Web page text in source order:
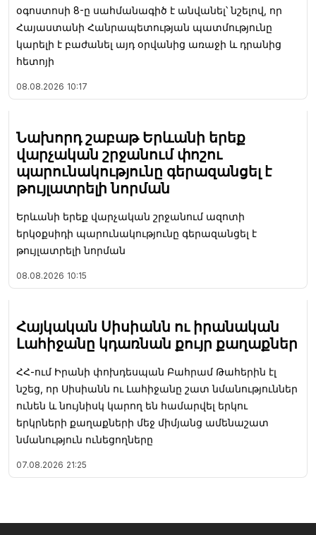
օգոստոսի 8-ը սահմանագիծ է անվանել՝ նշելով, որ
Հայաստանի Հանրապետության պատմությունը
կարելի է բաժանել այդ օրվանից առաջի և դրանից
հետոյի
08.08.2026 10:17
Նախորդ շաբաթ Երևանի երեք
վարչական շրջանում փոշու
պարունակությունը գերազանցել է
թույլատրելի նորման
Երևանի երեք վարչական շրջանում ազոտի
երկօքսիդի պարունակությունը գերազանցել է
թույլատրելի նորման
08.08.2026 10:15
Հայկական Սիսիանն ու իրանական
Լահիջանը կդառնան քույր քաղաքներ
ՀՀ-ում Իրանի փոխդեսպան Բահրամ Թահերին էլ
նշեց, որ Սիսիանն ու Լահիջանը շատ նմանություններ
ունեն և նույնիսկ կարող են համարվել երկու
երկրների քաղաքների մեջ միմյանց ամենաշատ
նմանություն ունեցողները
07.08.2026 21:25